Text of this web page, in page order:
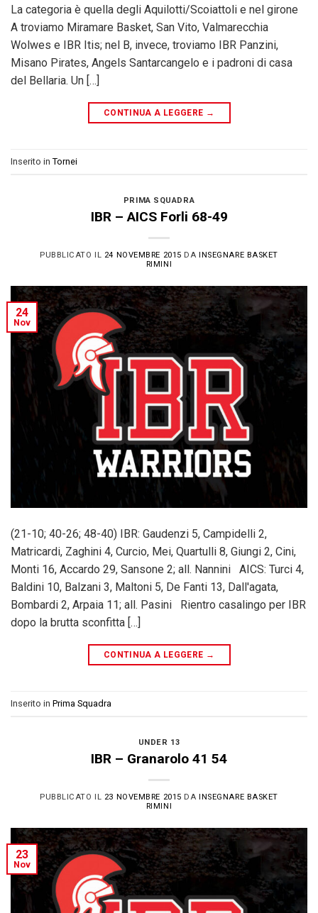
La categoria è quella degli Aquilotti/Scoiattoli e nel girone
A troviamo Miramare Basket, San Vito, Valmarecchia
Wolwes e IBR Itis; nel B, invece, troviamo IBR Panzini,
Misano Pirates, Angels Santarcangelo e i padroni di casa
del Bellaria. Un […]
CONTINUA A LEGGERE →
Inserito in Tornei
PRIMA SQUADRA
IBR – AICS Forli 68-49
PUBBLICATO IL 24 NOVEMBRE 2015 DAINSEGNARE BASKET
RIMINI
24
Nov
(21-10; 40-26; 48-40) IBR: Gaudenzi 5, Campidelli 2,
Matricardi, Zaghini 4, Curcio, Mei, Quartulli 8, Giungi 2, Cini,
Monti 16, Accardo 29, Sansone 2; all. Nannini AICS: Turci 4,
Baldini 10, Balzani 3, Maltoni 5, De Fanti 13, Dall'agata,
Bombardi 2, Arpaia 11; all. Pasini Rientro casalingo per IBR
dopo la brutta sconfitta […]
CONTINUA A LEGGERE →
Inserito in Prima Squadra
UNDER 13
IBR – Granarolo 41 54
PUBBLICATO IL 23 NOVEMBRE 2015 DA
INSEGNARE BASKET
RIMINI
23
Nov